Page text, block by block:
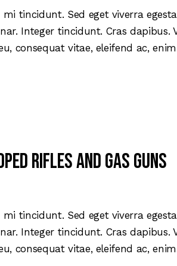
tincidunt. Sed eget viverra
Integer tincidunt. Cras dapibus.
consequat vitae, eleifend ac,
rifles and gas guns
tincidunt. Sed eget viverra
Integer tincidunt. Cras dapibus.
consequat vitae, eleifend ac,